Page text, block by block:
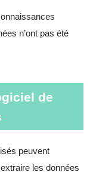
n’ont pas été
de
peuvent
les données